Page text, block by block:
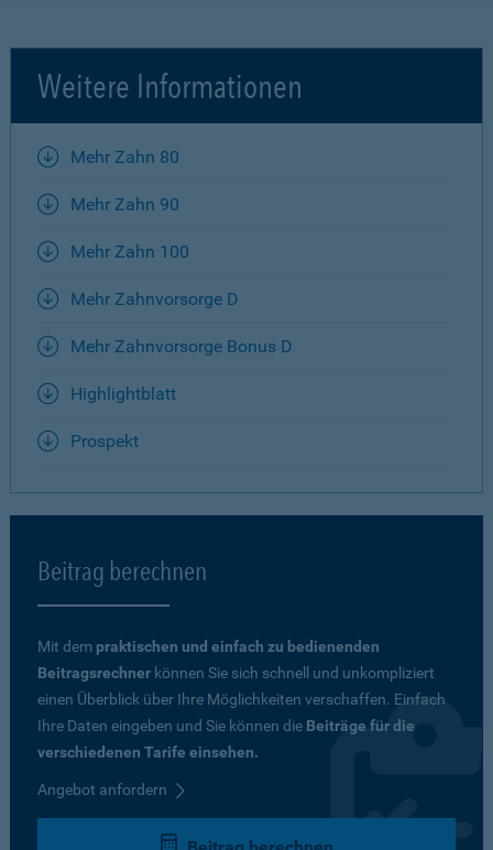
Weitere Informationen
Mehr Zahn 80
Mehr Zahn 90
Mehr Zahn 100
Mehr Zahnvorsorge D
Mehr Zahnvorsorge Bonus D
Highlightblatt
Prospekt
Beitrag berechnen
Mit dem praktischen und einfach zu bedienenden
Beitragsrechner können Sie sich schnell und unkompliziert
einen Überblick über Ihre Möglichkeiten verschaffen. Einfach
Ihre Daten eingeben und Sie können die Beiträge für die
verschiedenen Tarife einsehen.
Angebot anfordern